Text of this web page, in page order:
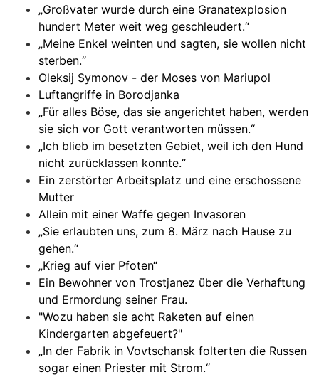
„Großvater wurde durch eine Granatexplosion
hundert Meter weit weg geschleudert.“
„Meine Enkel weinten und sagten, sie wollen nicht
sterben.“
Oleksij Symonov - der Moses von Mariupol
Luftangriffe in Borodjanka
„Für alles Böse, das sie angerichtet haben, werden
sie sich vor Gott verantworten müssen.“
„Ich blieb im besetzten Gebiet, weil ich den Hund
nicht zurücklassen konnte.“
Ein zerstörter Arbeitsplatz und eine erschossene
Mutter
Allein mit einer Waffe gegen Invasoren
„Sie erlaubten uns, zum 8. März nach Hause zu
gehen.“
„Krieg auf vier Pfoten“
Ein Bewohner von Trostjanez über die Verhaftung
und Ermordung seiner Frau.
"Wozu haben sie acht Raketen auf einen
Kindergarten abgefeuert?"
„In der Fabrik in Vovtschansk folterten die Russen
sogar einen Priester mit Strom.“